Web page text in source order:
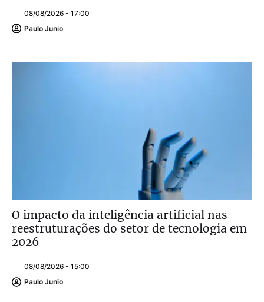
08/08/2026 - 17:00
Paulo Junio
O impacto da inteligência artificial nas
reestruturações do setor de tecnologia em
2026
08/08/2026 - 15:00
Paulo Junio